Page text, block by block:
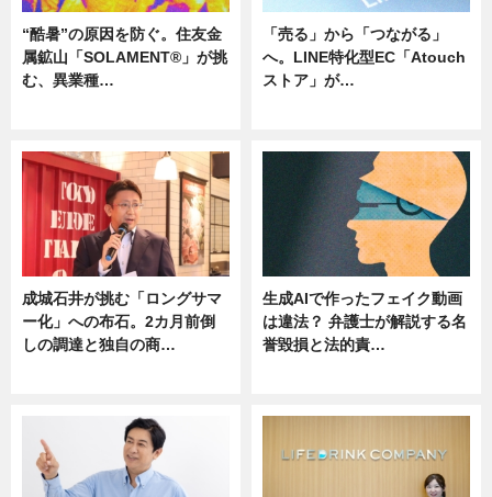
“酷暑”の原因を防ぐ。住友金
属鉱山「SOLAMENT®」が挑
む、異業種…
「売る」から「つながる」
へ。LINE特化型EC「Atouch
ストア」が…
成城石井が挑む「ロングサマ
ー化」への布石。2カ月前倒
しの調達と独自の商…
生成AIで作ったフェイク動画
は違法？ 弁護士が解説する名
誉毀損と法的責…